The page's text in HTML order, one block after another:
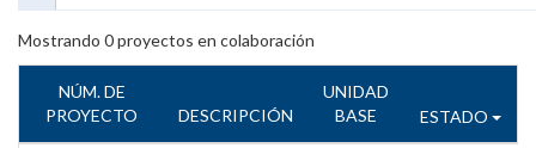
Mostrando 0proyectos en colaboración
NÚM. DE
PROYECTO
DESCRIPCIÓN
UNIDAD
BASE
ESTADO